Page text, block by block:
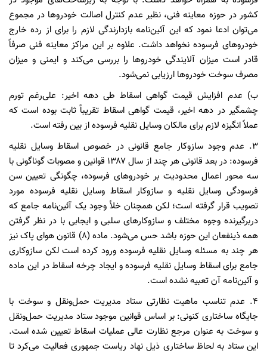
کشور در حوزه معاینه فنی، نظیر عدم کنترل اصالت خودروها در مجموع
می‌توان ادعا نمود که این آئین‌نامه بازدارندگی لازم را برای از رده خارج
خودروهای فرسوده نخواهد داشت. علاوه بر این مراکز معاینه فنی صرفاً
قادر است میزان آلایندگی خودروها را بررسی می‌کند و ایمنی و میزان
مصرف سوخت خودروها ارزیابی نمی‌شود.
ب) عدم افزایش قیمت گواهی اسقاط طی دهه اخیر: علی‌رغم تورم
چشمگیر در دهه اخیر، قیمت گواهی اسقاط تقریباً ثابت بوده است که
عملاً انگیزه لازم برای مالکان وسایل نقلیه فرسوده از بین رفته است.
۳. عدم وجود سازوکار جامع قانونی در خصوص اسقاط وسایل نقلیه
فرسوده: در بعد قانونی هر چند از سال ۱۳۸۷ قوانین و مصوبات گوناگونی با
سه محور اعمال محدودیت بر خودروهای فرسوده، چگونگی تعیین سن
فرسودگی وسایل نقلیه و سازوکار اسقاط وسایل نقلیه فرسوده مورد
تصویب قرار گرفته است؛ لکن همچنان خلأ وجود یک آئین‌نامه جامع که
دربرگیرنده وجوه مختلف و سازوکارهای سلبی و ایجابی با در نظر گرفتن
همه ذینفعان این حوزه باشد حس می‌شود. ماده (۸) قانون هوای پاک نیز
هر چند به مسئله وسایل نقلیه فرسوده ورود کرده است لکن سازوکاری
جامع برای اسقاط وسایل نقلیه فرسوده و ایجاد چرخه اسقاط در این ماده
و آئین‌نامه آن تعبیه نشده است.
۴. عدم تناسب ماهیت نظارتی ستاد مدیریت حمل‌ونقل و سوخت با
جایگاه ساختاری کنونی: بر اساس قوانین موجود ستاد مدیریت حمل‌ونقل
و سوخت به عنوان مرجع نظارت عالی عملیات اسقاط تعیین شده است.
این ستاد به لحاظ ساختاری ذیل نهاد ریاست جمهوری فعالیت می‌کرد تا